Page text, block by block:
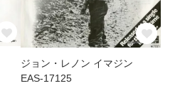
ジョン・レノン イマジン
EAS-17125